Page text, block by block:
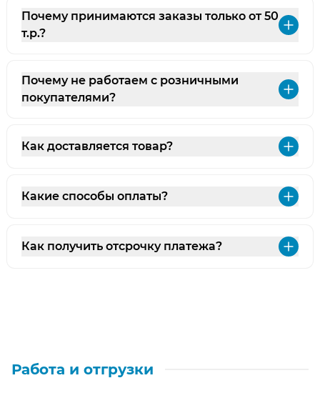
Почему принимаются заказы только от 50
т.р.?
Почему не работаем с розничными
покупателями?
Как доставляется товар?
Какие способы оплаты?
Как получить отсрочку платежа?
Работа и отгрузки